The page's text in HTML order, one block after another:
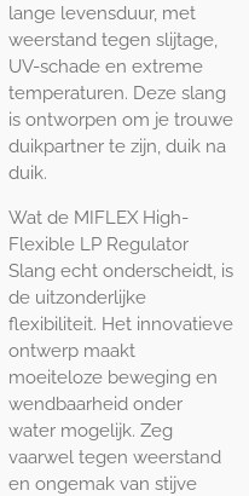
lange levensduur, met
weerstand tegen slijtage,
UV-schade en extreme
temperaturen. Deze slang
is ontworpen om je trouwe
duikpartner te zijn, duik na
duik.
Wat de MIFLEX High-
Flexible LP Regulator
Slang echt onderscheidt, is
de uitzonderlijke
flexibiliteit. Het innovatieve
ontwerp maakt
moeiteloze beweging en
wendbaarheid onder
water mogelijk. Zeg
vaarwel tegen weerstand
en ongemak van stijve